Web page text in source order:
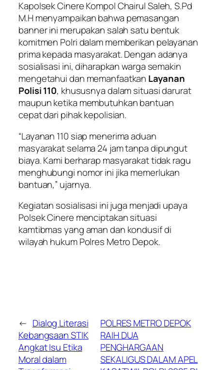
Kapolsek Cinere Kompol Chairul Saleh, S.Pd
M.H menyampaikan bahwa pemasangan
banner ini merupakan salah satu bentuk
komitmen Polri dalam memberikan pelayanan
prima kepada masyarakat. Dengan adanya
sosialisasi ini, diharapkan warga semakin
mengetahui dan memanfaatkan Layanan
Polisi 110, khususnya dalam situasi darurat
maupun ketika membutuhkan bantuan
cepat dari pihak kepolisian.
“Layanan 110 siap menerima aduan
masyarakat selama 24 jam tanpa dipungut
biaya. Kami berharap masyarakat tidak ragu
menghubungi nomor ini jika memerlukan
bantuan,” ujarnya.
Kegiatan sosialisasi ini juga menjadi upaya
Polsek Cinere menciptakan situasi
kamtibmas yang aman dan kondusif di
wilayah hukum Polres Metro Depok.
← Dialog Literasi
Kebangsaan STIK
Angkat Isu Etika
Moral dalam
POLRES METRO DEPOK
RAIH DUA
PENGHARGAAN
SEKALIGUS DALAM APEL